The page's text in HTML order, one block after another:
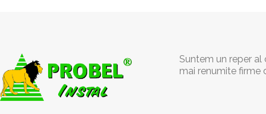
Suntem un reper
mai renumite firme